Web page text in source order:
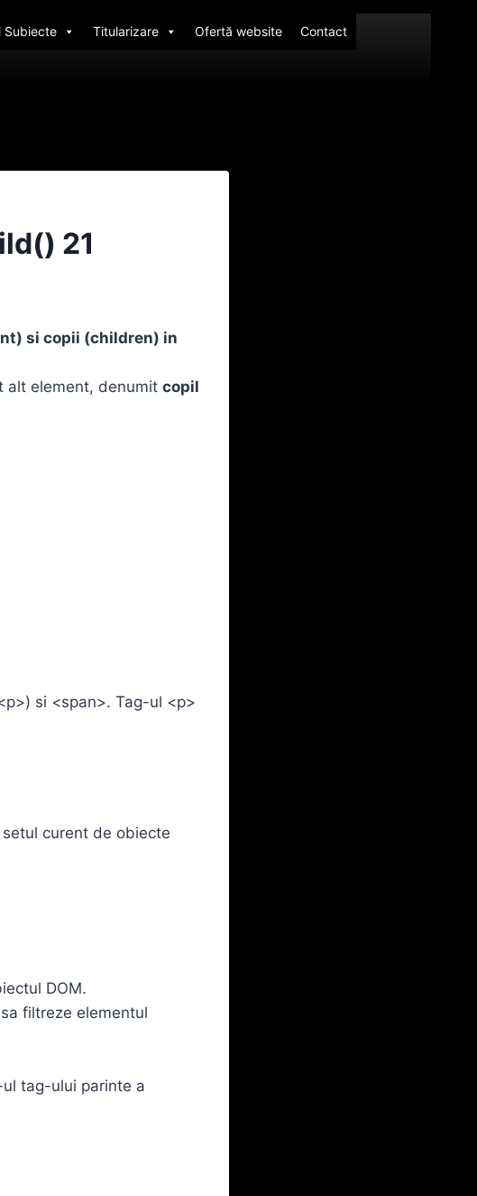
Subiecte Titularizare Ofertă website Contact
21
si copii (children) in
alt element, denumit copil
si <span>. Tag-ul <p>
curent de obiecte
DOM.
filtreze elementul
tag-ului parinte a